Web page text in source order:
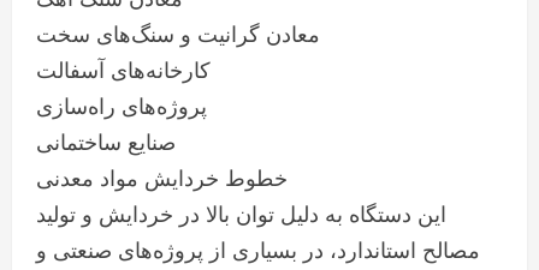
معادن گرانیت و سنگ‌های سخت
کارخانه‌های آسفالت
پروژه‌های راه‌سازی
صنایع ساختمانی
خطوط خردایش مواد معدنی
این دستگاه به دلیل توان بالا در خردایش و تولید
مصالح استاندارد، در بسیاری از پروژه‌های صنعتی و